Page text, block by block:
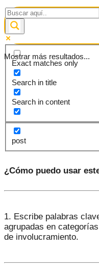
Mostrar más resultados...
Exact matches only
Search in title
Search in content
post
¿Cómo puedo usar
1. Escribe palabras
agrupadas en
de involucramiento.